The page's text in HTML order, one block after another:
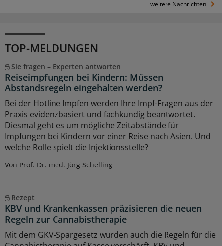
weitere Nachrichten
TOP-MELDUNGEN
Sie fragen – Experten antworten
Reiseimpfungen bei Kindern: Müssen
Abstandsregeln eingehalten werden?
Bei der Hotline Impfen werden Ihre Impf-Fragen aus der
Praxis evidenzbasiert und fachkundig beantwortet.
Diesmal geht es um mögliche Zeitabstände für
Impfungen bei Kindern vor einer Reise nach Asien. Und
welche Rolle spielt die Injektionsstelle?
Von Prof. Dr. med. Jörg Schelling
Rezept
KBV und Krankenkassen präzisieren die neuen
Regeln zur Cannabistherapie
Mit dem GKV-Spargesetz wurden auch die Regeln für die